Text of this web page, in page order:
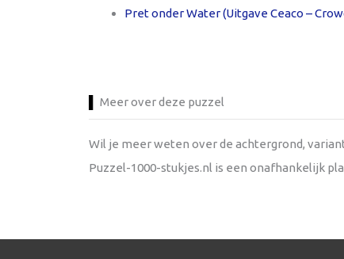
Pret onder Water (Uitgave Ceaco –
Meer over deze puzzel
Wil je meer weten over de achtergrond,
Puzzel-1000-stukjes.nl is een onafhankelijk